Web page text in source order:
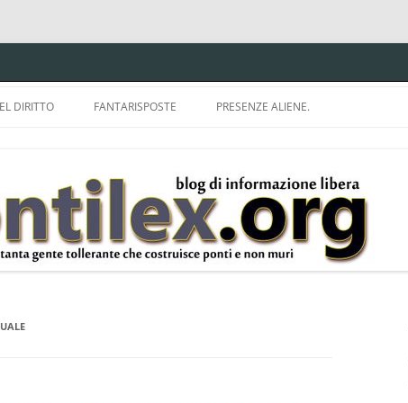
DIRITTO
DELLA LDA 633.
E
FANTARISPOSTE PRESENZE ALIENE.